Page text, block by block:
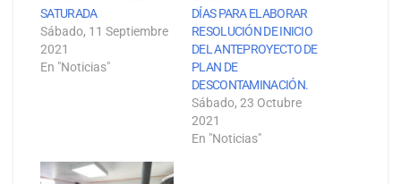
SATURADA
Sábado, 11 Septiembre
2021
En "Noticias"
DÍAS PARA ELABORAR
RESOLUCIÓN DE INICIO
DEL ANTEPROYECTO DE
PLAN DE
DESCONTAMINACIÓN.
Sábado, 23 Octubre
2021
En "Noticias"